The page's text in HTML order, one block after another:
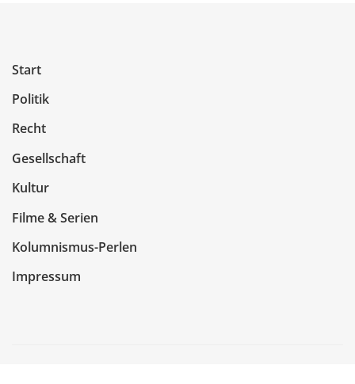
Start
Politik
Recht
Gesellschaft
Kultur
Filme & Serien
Kolumnismus-Perlen
Impressum